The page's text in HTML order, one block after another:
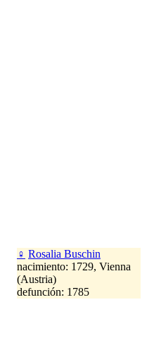
♀ Rosalia Buschin
nacimiento: 1729, Vienna
(Austria)
defunción: 1785